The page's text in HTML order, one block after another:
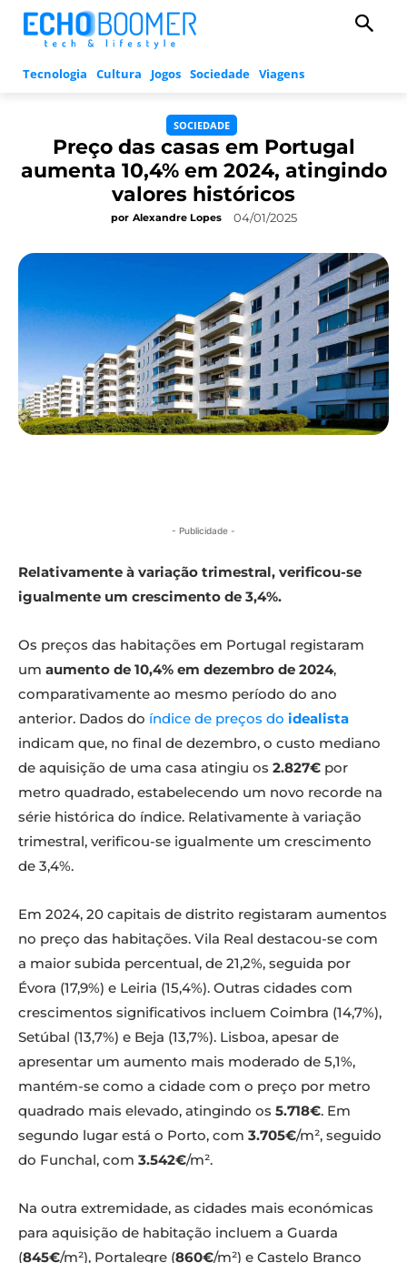
Tecnologia Cultura Jogos Sociedade Viagens
SOCIEDADE
Preço das casas em Portugal
aumenta 10,4% em 2024, atingindo
valores históricos
por Alexandre Lopes 04/01/2025
- Publicidade -
Relativamente à variação trimestral, verificou-se
igualmente um crescimento de 3,4%.
Os preços das habitações em Portugal registaram
um aumento de 10,4% em dezembro de 2024,
comparativamente ao mesmo período do ano
anterior. Dados do índice de preços do idealista
indicam que, no final de dezembro, o custo mediano
de aquisição de uma casa atingiu os 2.827€ por
metro quadrado, estabelecendo um novo recorde na
série histórica do índice. Relativamente à variação
trimestral, verificou-se igualmente um crescimento
de 3,4%.
Em 2024, 20 capitais de distrito registaram aumentos
no preço das habitações. Vila Real destacou-se com
a maior subida percentual, de 21,2%, seguida por
Évora (17,9%) e Leiria (15,4%). Outras cidades com
crescimentos significativos incluem Coimbra (14,7%),
Setúbal (13,7%) e Beja (13,7%). Lisboa, apesar de
apresentar um aumento mais moderado de 5,1%,
mantém-se como a cidade com o preço por metro
quadrado mais elevado, atingindo os 5.718€. Em
segundo lugar está o Porto, com 3.705€/m², seguido
do Funchal, com 3.542€/m².
Na outra extremidade, as cidades mais económicas
para aquisição de habitação incluem a Guarda
(845€/m²), Portalegre (860€/m²) e Castelo Branco